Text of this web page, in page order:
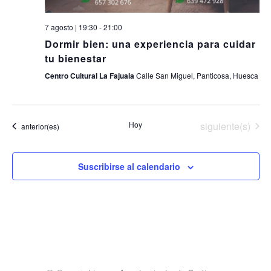
7 agosto | 19:30 -21:00
Dormir bien: una experiencia para cuidar
tu bienestar
Centro Cultural La FajualaCalle San Miguel, Panticosa, Huesca
Eventos
anterior(es) Hoy Eventos
siguiente(s)
Suscribirse al calendario